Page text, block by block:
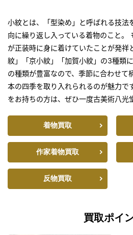
小紋とは、「型染め」と呼ばれる技法
向に繰り返し入っている着物のこと。
が正装時に身に着けていたことが発祥
紋」「京小紋」「加賀小紋」の3種類に
の種類が豊富なので、季節に合わせて
本の四季を取り入れられるのが魅力です
をお持ちの方は、ぜひ一度古美術八光
着物買取
作家着物買取
反物買取
買取ポイ